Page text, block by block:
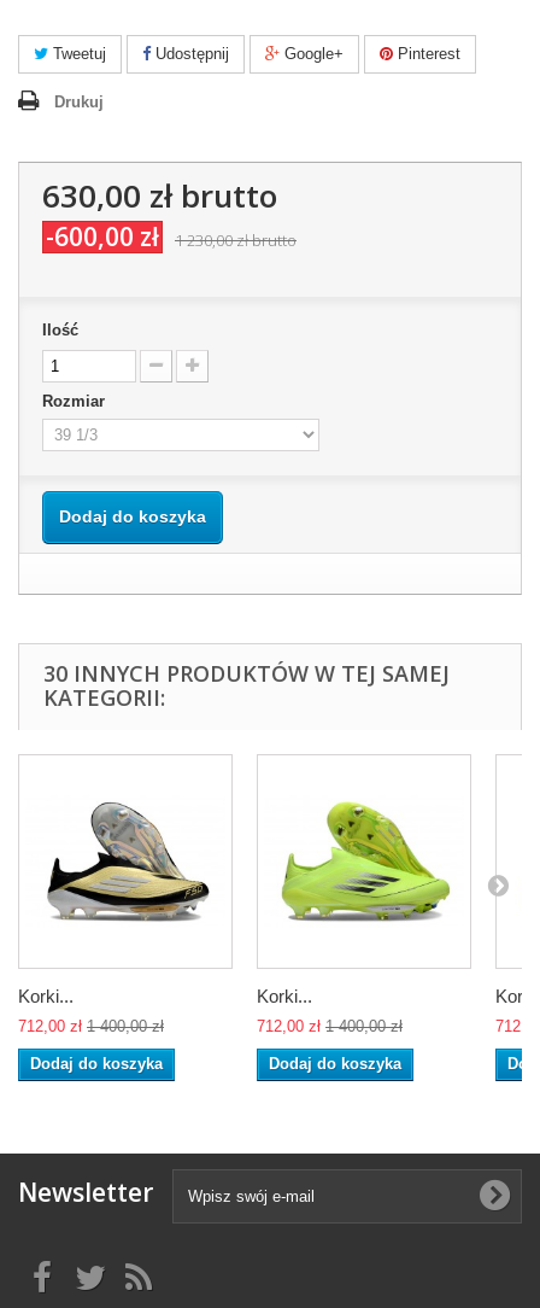
Tweetuj Udostępnij Google+ Pinterest
Drukuj
630,00 złbrutto
-600,00 zł 1 230,00 złbrutto
Ilość
Rozmiar
Dodaj do koszyka
30 INNYCH PRODUKTÓW W TEJ SAMEJ
KATEGORII:
Korki...
712,00 zł 1 400,00 zł
Dodaj do koszyka
Korki...
712,00 zł 1 400,00 zł
Dodaj do koszyka
Newsletter